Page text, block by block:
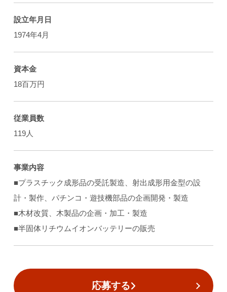
設立年月日
1974年4月
資本金
18百万円
従業員数
119人
事業内容
■プラスチック成形品の受託製造、射出成形用金型の設
計・製作、パチンコ・遊技機部品の企画開発・製造
■木材改質、木製品の企画・加工・製造
■半固体リチウムイオンバッテリーの販売
応募する